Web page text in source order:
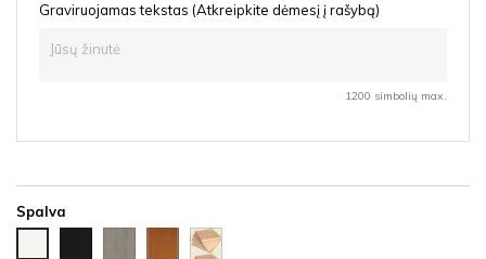
Graviruojamas tekstas (Atkreipkite dėmesį į rašybą)
1200 simbolių max.
Spalva
VyšniaNedažyta